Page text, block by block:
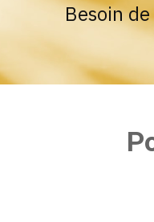
Besoin